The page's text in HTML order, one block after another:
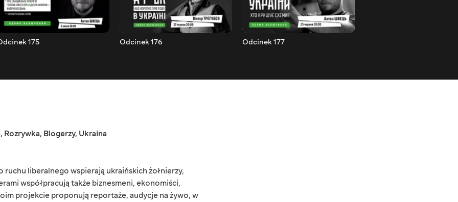
175 Odcinek 176 Odcinek 177
, Rozrywka, Blogerzy, Ukraina
ruchu liberalnego wspierają ukraińskich żołnierzy,
współpracują także biznesmeni, ekonomiści,
projekcie proponują reportaże, audycje na żywo, w